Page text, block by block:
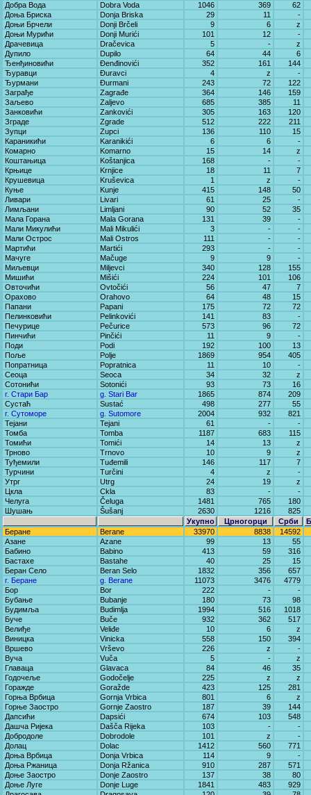
Добра Вода
Dobra Voda 1046 369
62
Доња Бриска
Donja Briska 29 11
-
Доњи Брчели
Donji Brčeli 9 6
z
Доњи Мурићи
Donji Murići 101 12
-
Драчевица
Dračevica 5 -
z
Дупило
Dupilo 64 44
6
Ђенђиновићи
Đenđinovići 352 161
144
Ђуравци
Đuravci 4 z
-
Ђурмани
Đurmani 243 72
122
Заграђе
Zagrađe 364 146
159
Заљево
Zaljevo 685 385
11
Занковићи
Zankovići 305 163
120
Зграде
Zgrade 512 222
211
Зупци
Zupci 136 110
15
Караникићи
Karanikići 6 6
-
Комарно
Komarno 15 14
z
Коштањица
Koštanjica 168 -
-
Крњице
Krnjice 18 11
7
Крушевица
Kruševica 1 z
-
Куње
Kunje 415 148
50
Ливари
Livari 61 25
-
Лимљани
Limljani 90 52
35
Мала Горана
Mala Gorana 131 39
-
Мали Микулићи
Mali Mikulići 3 -
-
Мали Острос
Mali Ostros 111 -
-
Мартићи
Martići 293 -
-
Мачуге
Mačuge 9 9
-
Миљевци
Miljevci 340 128
155
Мишићи
Mišići 224 101
106
Овточићи
Ovtočići 56 47
7
Орахово
Orahovo 64 48
15
Папани
Papani 175 72
72
Пелинковићи
Pelinkovići 141 83
-
Печурице
Pečurice 573 96
72
Пинчићи
Pinčići 11 9
-
Поди
Podi 192 100
13
Поље
Polje 1869 954
405
Попратница
Popratnica 11 10
-
Сеоца
Seoca 34 32
z
Сотонићи
Sotonići 93 73
16
г. Стари Бар
g. Stari Bar 1865 874
209
Сустаћ
Sustać 498 277
55
г. Сутоморе
g. Sutomore 2004 932
821
Тејани
Tejani 61 -
-
Томба
Tomba 1187 683
115
Томићи
Tomići 14 13
z
Трново
Trnovo 10 9
z
Туђемили
Tuđemili 146 117
7
Турчини
Turčini 4 z
-
Утрг
Utrg 24 19
z
Цкла
Ckla 83 -
-
Челуга
Čeluga 1481 765
180
Шушањ
Šušanj 2630 1216
825
Укупно
Црногорци Срби
Беране
Berane 33970 8838
14592
Азане
Azane 99 13
55
Бабино
Babino 413 59
316
Бастахе
Bastahe 40 25
15
Беран Село
Beran Selo 1832 356
657
г. Беране
g. Berane 11073 3476
4779
Бор
Bor 222 -
-
Бубање
Bubanje 180 73
98
Будимља
Budimlja 1994 516
1018
Буче
Buče 932 362
517
Велиђе
Veliđe 10 6
z
Виницка
Vinicka 558 150
394
Вршево
Vrševo 226 z
-
Вуча
Vuča 5 -
z
Главаца
Glavaca 84 46
35
Годочеље
Godočelje 225 z
z
Горажде
Goražde 423 125
281
Горња Врбица
Gornja Vrbica 801 6
z
Горње Заостро
Gornje Zaostro 187 39
144
Дапсићи
Dapsići 674 103
548
Дашча Ријека
Dašča Rijeka 103 -
-
Добродоле
Dobrodole 101 z
-
Долац
Dolac 1412 560
771
Доња Врбица
Donja Vrbica 114 9
-
Доња Ржаница
Donja Ržanica 910 287
571
Доње Заостро
Donje Zaostro 137 38
80
Доње Луге
Donje Luge 1841 483
929